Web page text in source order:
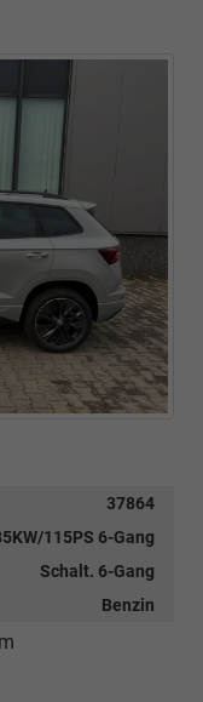
37864
115PS 6-Gang
Schalt. 6-Gang
Benzin